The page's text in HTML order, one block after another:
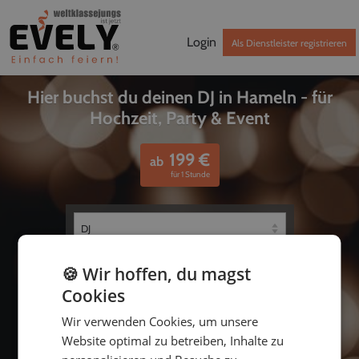
Login Als Dienstleister registrieren
Hier buchst du deinen DJ in Hameln - für
Hochzeit, Party & Event
ab 199€
für 1 Stunde
bis
🍪 Wir hoffen, du magst
Cookies
Wir verwenden Cookies, um unsere
Website optimal zu betreiben, Inhalte zu